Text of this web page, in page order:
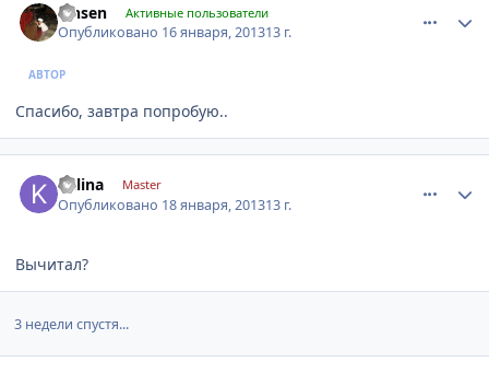
lansen Активные пользователи
Опубликовано 16 января, 201313 г.
АВТОР
Спасибо, завтра попробую..
kalina Master
Опубликовано 18 января, 201313 г.
Вычитал?
3 недели спустя...